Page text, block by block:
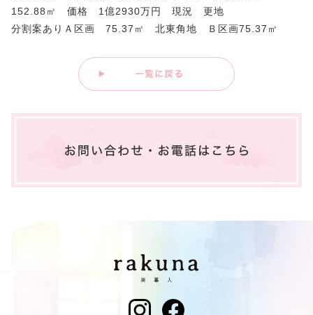
152.88㎡ 価格 1億2930万円 現況 更地
分割案ありＡ区画 75.37㎡ 北東角地 Ｂ区画75.37㎡